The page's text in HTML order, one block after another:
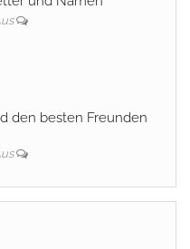
den besten Freunden